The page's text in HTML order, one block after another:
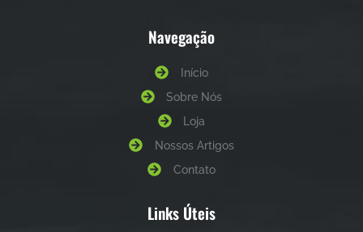
Navegação
Início
Sobre Nós
Loja
Nossos Artigos
Contato
Links Úteis